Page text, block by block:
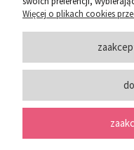
Więcej o plikach cookies